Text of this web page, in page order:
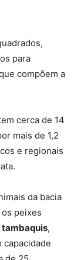
para
compõem a
cerca de 14
mais de 1,2
e regionais
da bacia
peixes
tambaquis,